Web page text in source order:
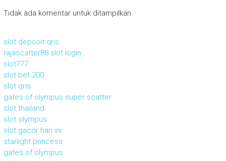
Tidak ada komentar untuk ditampilkan.
slot deposit qris
rajascatter88 slot login
slot777
slot bet 200
slot qris
gates of olympus super scatter
slot thailand
slot olympus
slot gacor hari ini
starlight princess
gates of olympus